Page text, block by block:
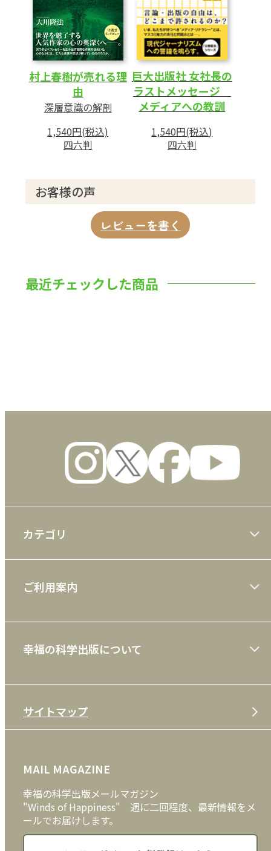
村上春樹が売れる理
由
深層意識の解剖
1,540円(税込)
四六判
巨大出版社 女社長の
ラストメッセージ
メディアへの教訓
1,540円(税込)
四六判
お客様の声
レビューを書く
最近チェックした商品
カテゴリ
雑誌
CD
DVD・ブルーレイ
外国語
ご利用案内
利用規約
特定商取引法
プライバシーポリシー
クッキーポリシー
幸福の科学出版について
メディア・ライブラリー
サイトマップ
MAIL MAGAZINE
幸福の科学出版メールマガジン
"Winds of Happiness" 週に二回程度、最新情報をメ
ールでお届けします。